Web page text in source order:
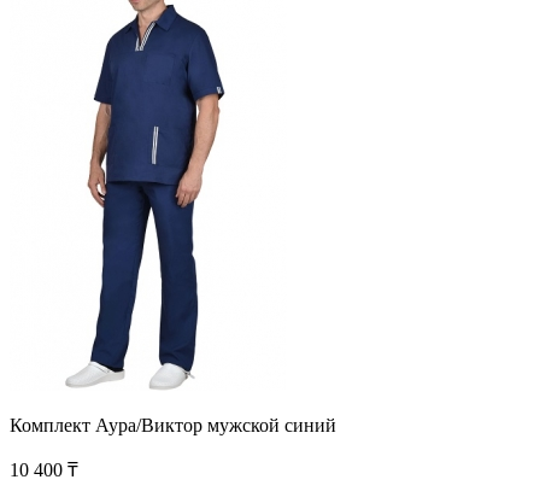
Комплект Аура/Виктор мужской синий
10 400 ₸